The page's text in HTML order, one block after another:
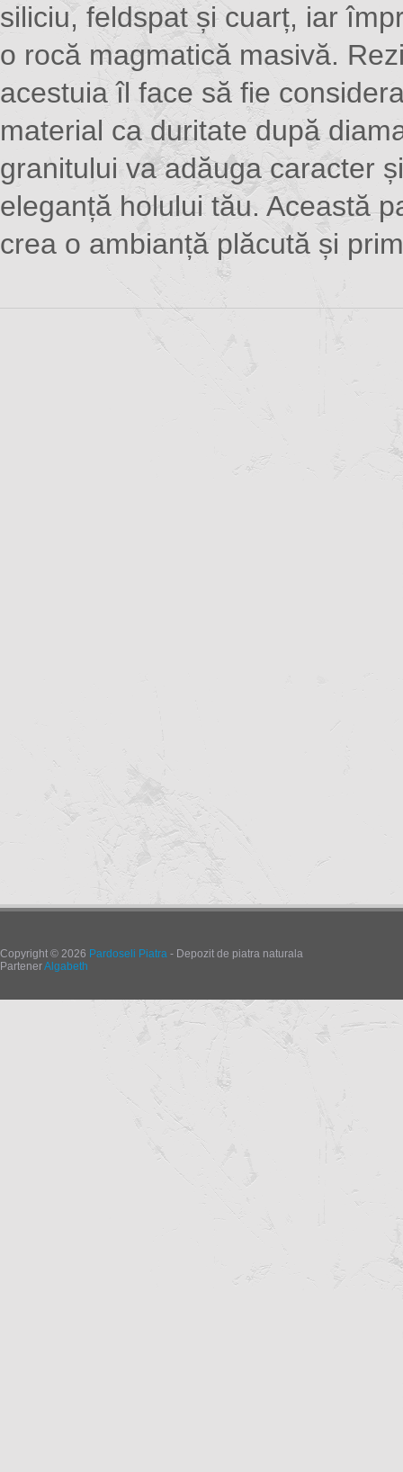
siliciu, feldspat și cuarț, iar
o rocă magmatică masivă.
acestuia îl face să fie
material ca duritate după
granitului va adăuga caracter
eleganță holului tău. Această
crea o ambianță plăcută și
Copyright © 2026 Pardoseli Piatra - Depozit de piatra naturala
PartenerAlgabeth